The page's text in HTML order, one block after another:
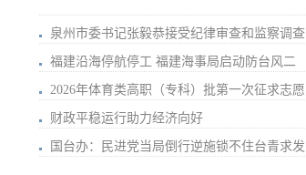
泉州市委书记张毅恭接受纪律审查和监察调查
福建沿海停航停工 福建海事局启动防台风二
2026年体育类高职（专科）批第一次征求志愿
财政平稳运行助力经济向好
国台办：民进党当局倒行逆施锁不住台青求发